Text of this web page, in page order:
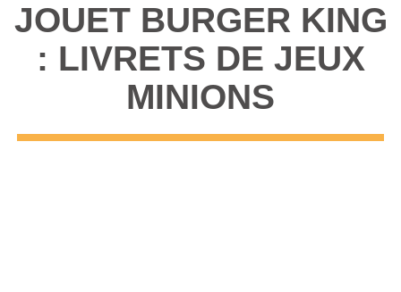
JOUET BURGER KING
: LIVRETS DE JEUX
MINIONS